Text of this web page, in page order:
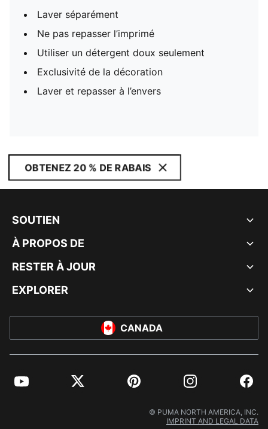
Laver séparément
Ne pas repasser l’imprimé
Utiliser un détergent doux seulement
Exclusivité de la décoration
Laver et repasser à l’envers
OBTENEZ 20 % DE RABAIS
SOUTIEN
À PROPOS DE
RESTER À JOUR
EXPLORER
CANADA
YouTube Twitter Pinterest Instagram
© PUMA NORTH AMERICA, INC.
IMPRINT AND LEGAL DATA